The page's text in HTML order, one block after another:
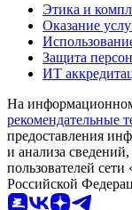
Этика и
Оказание
Защита
ИТ
На
рекомендательные
предоставления
и анализа
пользователей
Российской